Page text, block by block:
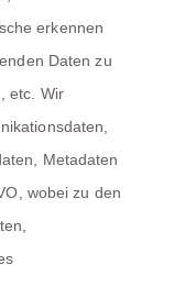
erkennen
Daten zu
etc. Wir
Metadaten
wobei zu den